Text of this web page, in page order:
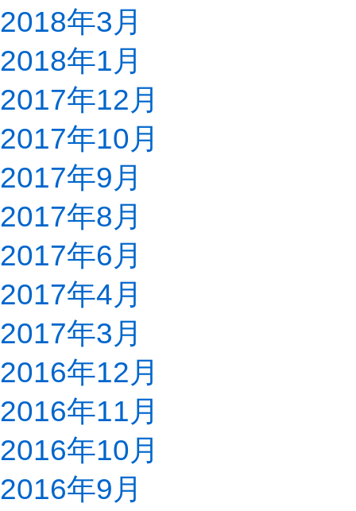
2018年3月
2018年1月
2017年12月
2017年10月
2017年9月
2017年8月
2017年6月
2017年4月
2017年3月
2016年12月
2016年11月
2016年10月
2016年9月